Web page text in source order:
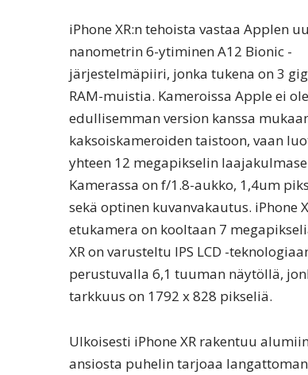
iPhone XR:n tehoista vastaa Applen
nanometrin 6-ytiminen A12 Bionic -
järjestelmäpiiri, jonka tukena on 3
RAM-muistia. Kameroissa Apple ei
edullisemman version kanssa
kaksoiskameroiden taistoon, vaan
yhteen 12 megapikselin
Kamerassa on f/1.8-aukko, 1,4um
sekä optinen kuvanvakautus. iPhone
etukamera on kooltaan 7
XR on varusteltu IPS LCD -
perustuvalla 6,1 tuuman näytöllä,
tarkkuus on 1792 x 828 pikseliä.
Ulkoisesti iPhone XR rakentuu
ansiosta puhelin tarjoaa